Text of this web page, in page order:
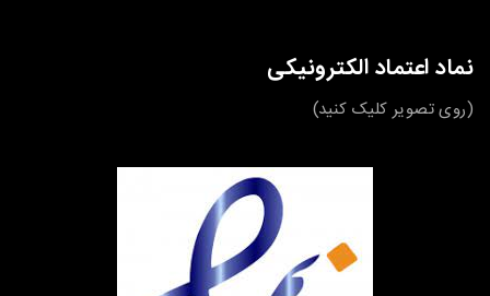
نماد اعتماد الکترونیکی
(روی تصویر کلیک کنید)